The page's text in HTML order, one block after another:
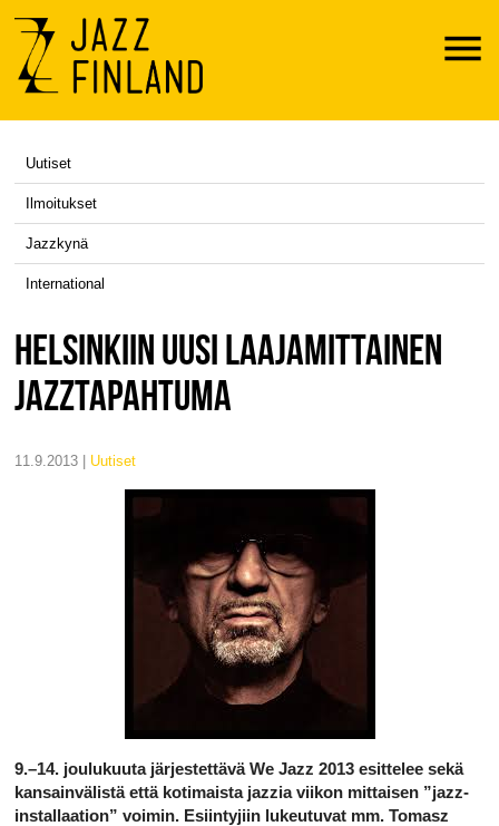
Menu
Uutiset
Ilmoitukset
Jazzkynä
International
HELSINKIIN UUSI LAAJAMITTAINEN
JAZZTAPAHTUMA
11.9.2013 | uutiset
9.–14. joulukuuta järjestettävä We Jazz 2013 esittelee sekä
kansainvälistä että kotimaista jazzia viikon mittaisen ”jazz-
installaation” voimin. Esiintyjiin lukeutuvat mm. Tomasz